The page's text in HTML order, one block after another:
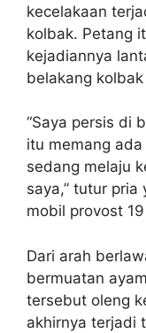
kecelakaan
kolbak. Petang
kejadiannya
belakang
“Saya persis di
itu memang
sedang melaju
saya,” tutur
mobil provost
Dari arah
bermuatan
tersebut oleng
akhirnya terjadi